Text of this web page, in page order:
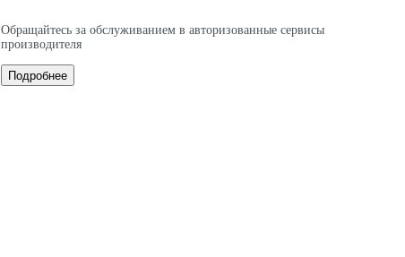
Обращайтесь за обслуживанием в авторизованные сервисы
производителя
Подробнее